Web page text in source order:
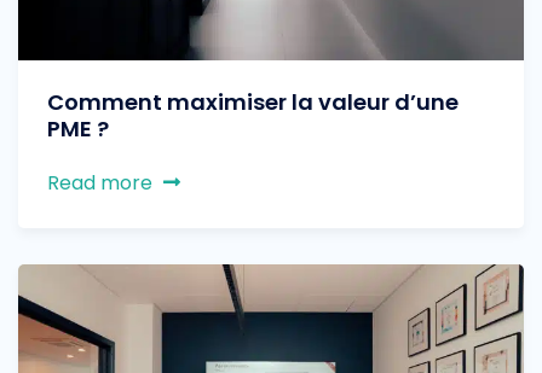
Comment maximiser la valeur d’une
PME ?
Read more